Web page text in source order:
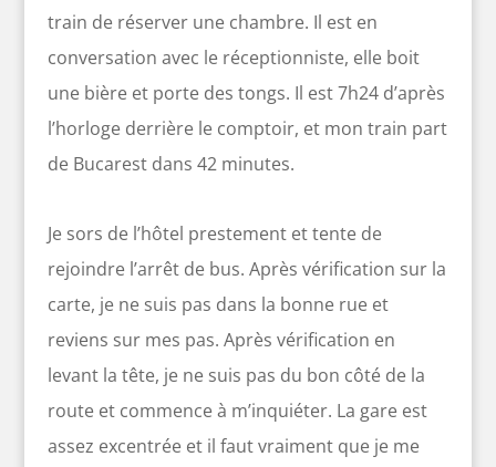
train de réserver une chambre. Il est en
conversation avec le réceptionniste, elle boit
une bière et porte des tongs. Il est 7h24 d’après
l’horloge derrière le comptoir, et mon train part
de Bucarest dans 42 minutes.
Je sors de l’hôtel prestement et tente de
rejoindre l’arrêt de bus. Après vérification sur la
carte, je ne suis pas dans la bonne rue et
reviens sur mes pas. Après vérification en
levant la tête, je ne suis pas du bon côté de la
route et commence à m’inquiéter. La gare est
assez excentrée et il faut vraiment que je me